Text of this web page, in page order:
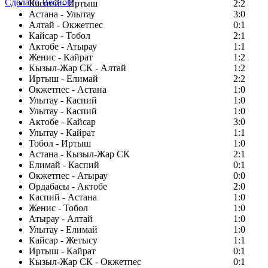
Каспий - Иртыш
2:2
Астана - Улытау
3:0
Алтай - Окжетпес
0:1
Кайсар - Тобол
2:1
Актобе - Атырау
1:1
Женис - Кайрат
1:2
Кызыл-Жар СК - Алтай
1:2
Иртыш - Елимай
2:2
Окжетпес - Астана
1:0
Улытау - Каспий
1:0
Улытау - Каспий
1:0
Актобе - Кайсар
3:0
Улытау - Кайрат
1:1
Тобол - Иртыш
1:0
Астана - Кызыл-Жар СК
2:1
Елимай - Каспий
0:1
Окжетпес - Атырау
0:0
Ордабасы - Актобе
2:0
Каспий - Астана
1:0
Женис - Тобол
1:0
Атырау - Алтай
1:0
Улытау - Елимай
1:0
Кайсар - Жетысу
1:1
Иртыш - Кайрат
0:1
Кызыл-Жар СК - Окжетпес
0:1
Сделано Весной